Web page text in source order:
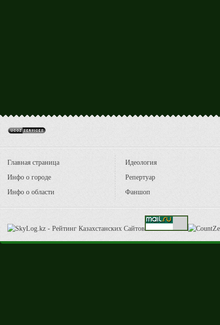
Главная страница
Инфо о городе
Инфо о области
Идеология
Репертуар
Фаншоп